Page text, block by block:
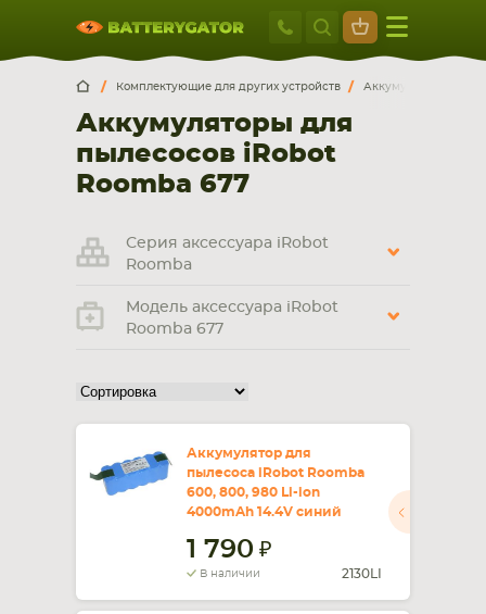
Москва
+7 495 414
Москва
г. Москва, ул. Ткацкая, 5с3 (м. Семеновская)
5 мин. ходьбы от ст.м. “Семеновская”
+7 495 414 28 59
9:00-21:00
смартфона, планшета
Комплектующие для других устройств Аккумуляторы для
Аккумуляторы для
пылесосов iRobot
Roomba 677
Серия аксессуара iRobot
Roomba
Модель аксессуара iRobot
Roomba 677
Аккумулятор для
пылесоса iRobot Roomba
600, 800, 980 Li-ion
4000mAh 14.4V синий
1 790
В наличии 2130LI